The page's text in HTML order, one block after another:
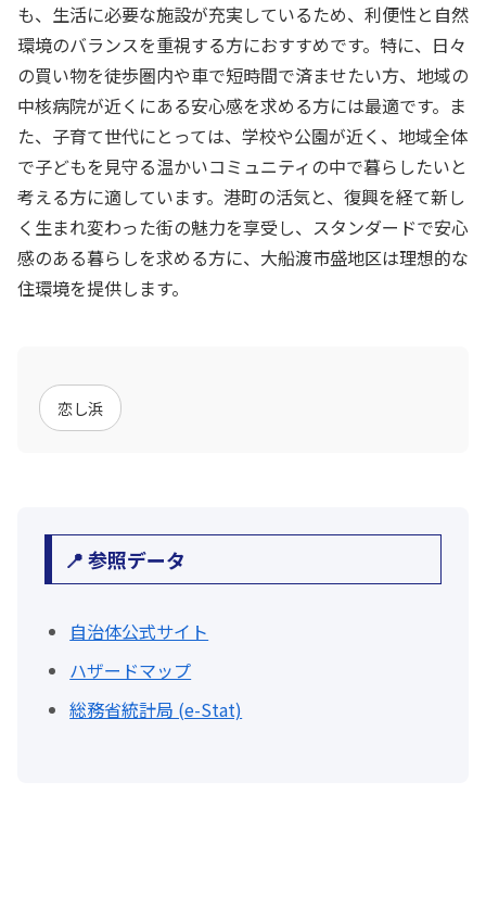
も、生活に必要な施設が充実しているため、利便性と自然
環境のバランスを重視する方におすすめです。特に、日々
の買い物を徒歩圏内や車で短時間で済ませたい方、地域の
中核病院が近くにある安心感を求める方には最適です。ま
た、子育て世代にとっては、学校や公園が近く、地域全体
で子どもを見守る温かいコミュニティの中で暮らしたいと
考える方に適しています。港町の活気と、復興を経て新し
く生まれ変わった街の魅力を享受し、スタンダードで安心
感のある暮らしを求める方に、大船渡市盛地区は理想的な
住環境を提供します。
恋し浜
📍 参照データ
自治体公式サイト
ハザードマップ
総務省統計局 (e-Stat)